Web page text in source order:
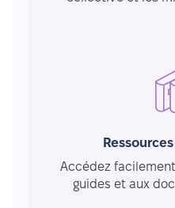
Accédez
guides et aux